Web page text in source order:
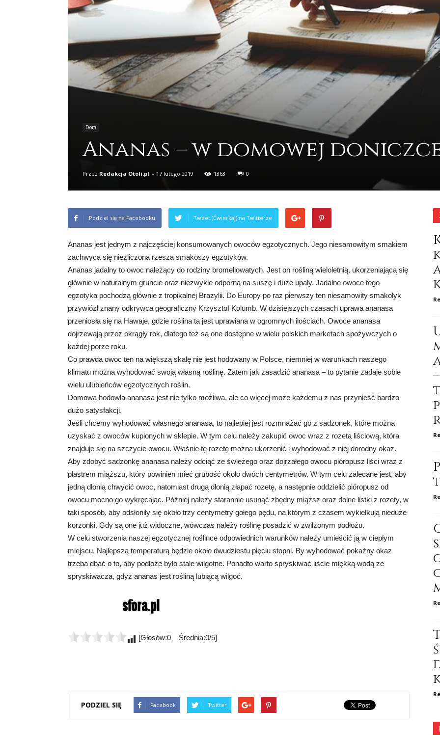
Dom
Ananas – w domowej
Przez Redakcja Otoli.pl - 17 lutego 2019 1363 0
Podziel się na Facebooku Tweet (Ćwierkaj) na Twitterze
Ananas jest jednym z najczęściej konsumowanych owoców egzotycznych. Jego niesamowitym smakiem
zachwyca się niezliczona rzesza smakoszy egzotyków.
Ananas jadalny to owoc należący do rodziny bromeliowatych. Jest on rośliną wieloletnią, ukorzeniającą się
głównie w naturalnym gruncie oraz niezwykle odporną na suszę i duże upały. Jadalne owoce tego
egzotyka pochodzą głównie z tropikalnej Brazylii. Do Europy po raz pierwszy ten niesamowity smakołyk
przywiózł znany odkrywca geograficzny Krzysztof Kolumb. W dzisiejszych czasach uprawa ananasa
przeniosła się na Hawaje, gdzie roślina ta jest uprawiana w ogromnych ilościach. Owoce ananasa
dojrzewają przez okrągły rok, dlatego też są one dostępne w wielu polskich marketach spożywczych o
każdej porze roku.
Co prawda owoc ten na większą skalę nie jest hodowany w Polsce, niemniej w warunkach naszego
klimatu można wyhodować swoją własną roślinę. Zatem jak zasadzić ananasa – to pytanie zadaje sobie
wielu ulubieńców egzotycznych roślin.
Domowa hodowla ananasa jest nie tylko możliwa, ale co więcej może każdemu z nas przynieść bardzo
dużo satysfakcji.
Jeśli chcemy wyhodować własnego ananasa, to najlepiej jest rozmnażać go z sadzonek, które można
uzyskać z owoców kupionych w sklepie. W tym celu należy zakupić owoc wraz z rozetą liściową, która
znajduje się na szczycie owocu. Właśnie tę rozetę można ukorzenić i wyhodować z niej dorodny okaz.
Aby zdobyć sadzonkę ananasa należy odciąć ze świeżego oraz dojrzałego owocu pióropusz liści wraz z
plastrem miąższu, który powinien mieć grubość około dwóch centymetrów. W tym celu zalecane jest, aby
jedną dłonią chwycić owoc, natomiast drugą dłonią złapać rozetę, a następnie oddzielić pióropusz od
owocu mocno go wykręcając. Później należy starannie usunąć zbędny miąższ oraz dolne listki z rozety, w
taki sposób, aby odsłoniły się około trzy centymetry gołego pędu, na którym z czasem wykiełkują nieduże
korzonki. Gdy są one już widoczne, wówczas należy roślinę posadzić w zwilżonym podłożu.
W celu stworzenia naszej egzotycznej roślince odpowiednich warunków należy umieścić ją w ciepłym
miejscu. Najlepszą temperaturą będzie około dwudziestu pięciu stopni. By wyhodować pokaźny okaz
trzeba dbać o to, aby podłoże było stale wilgotne. Ponadto warto spryskiwać liście miękką wodą ze
spryskiwacza, gdyż ananas jest rośliną lubiącą wilgoć.
[Głosów:0 Średnia:0/5]
PODZIEL SIĘ Facebook Twitter